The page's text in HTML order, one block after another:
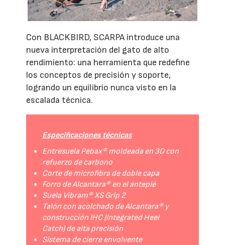
Con BLACKBIRD, SCARPA introduce una
nueva interpretación del gato de alto
rendimiento: una herramienta que redefine
los conceptos de precisión y soporte,
logrando un equilibrio nunca visto en la
escalada técnica.
Especificaciones técnicas
Entresuela Pebax® moldeada en 3D con
refuerzo de carbono
Corte de microfibra de doble capa
Forro de Alcantara® en el antepié
Suela Vibram® XS Grip 2
Talón con acolchado de Alcantara® y
construcción IHC (Integrated Heel
Catch) de alta precisión
Sistema de cierre envolvente